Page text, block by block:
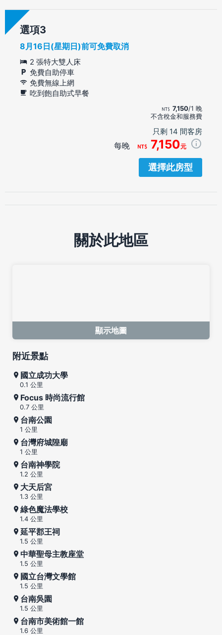
選項
8月16日(星期日)前可免費取消
2 張特大雙人床
免費自助停車
免費無線上網
吃到飽自助式早餐
7,150/1 晚
不含稅金和服務費
只剩 14 間客房
每晚 7,150元
選擇此房型
關於此地區
顯示地圖
附近景點
國立成功大學
0.1 公里
Focus 時尚流行館
0.7 公里
台南公園
1 公里
台灣府城隍廟
1 公里
台南神學院
1.2 公里
大天后宮
1.3 公里
綠色魔法學校
1.4 公里
延平郡王祠
1.5 公里
中華聖母主教座堂
1.5 公里
國立台灣文學館
1.5 公里
台南吳園
1.5 公里
台南市美術館一館
1.6 公里